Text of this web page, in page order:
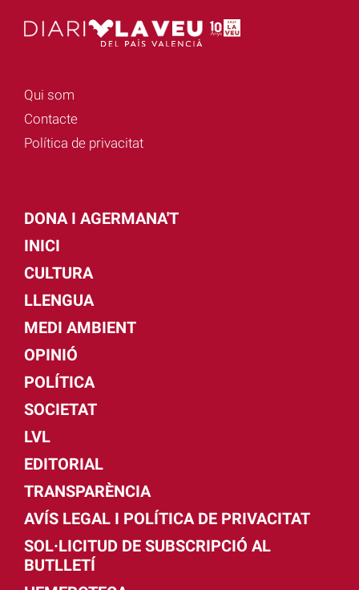
Qui som
Contacte
Política de privacitat
DONA I AGERMANA'T
INICI
CULTURA
LLENGUA
MEDI AMBIENT
OPINIÓ
POLÍTICA
SOCIETAT
LVL
EDITORIAL
TRANSPARÈNCIA
AVÍS LEGAL I POLÍTICA DE PRIVACITAT
SOL·LICITUD DE SUBSCRIPCIÓ AL
BUTLLETÍ